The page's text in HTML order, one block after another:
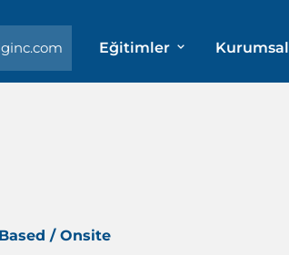
Eğitimler Kurumsal
/ Onsite